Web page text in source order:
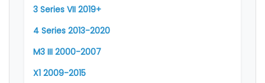
3 Series VII 2019+
4 Series 2013-2020
M3 III 2000-2007
X1 2009-2015